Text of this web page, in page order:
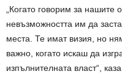
„Когато говорим за
невъзможността им да
места. Те имат визия, но
важно, когато искаш да
изпълнителната власт“,